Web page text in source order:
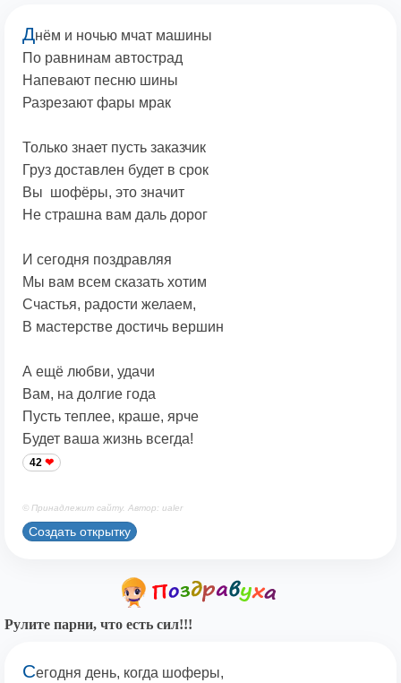
Днём и ночью мчат машины
По равнинам автострад
Напевают песню шины
Разрезают фары мрак
Только знает пусть заказчик
Груз доставлен будет в срок
Вы шофёры, это значит
Не страшна вам даль дорог
И сегодня поздравляя
Мы вам всем сказать хотим
Счастья, радости желаем,
В мастерстве достичь вершин
А ещё любви, удачи
Вам, на долгие года
Пусть теплее, краше, ярче
Будет ваша жизнь всегда!
42
© Принадлежит сайту. Автор: ualer
Создать открытку
Рулите парни, что есть сил!!!
Сегодня день, когда шоферы,